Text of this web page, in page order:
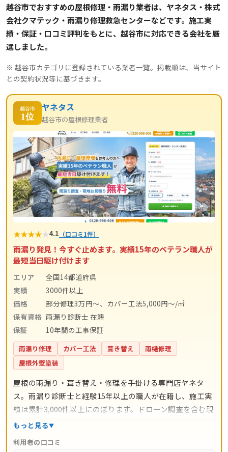
越谷市でおすすめの屋根修理・雨漏り業者は、ヤネタス・株式
会社クマテック・雨漏り修理救急センターなどです。施工実
績・保証・口コミ評判をもとに、越谷市に対応できる会社を厳
選しました。
※ 越谷市カテゴリに登録されている業者一覧。掲載順は、当サイト
との契約状況等に基づきます。
越谷市
1位
ヤネタス
越谷市の屋根修理業者
★★★★★4.1 （口コミ1件）
雨漏り発見！今すぐ止めます。実績15年のベテラン職人が
最短当日駆け付けます
エリア
全国14都道府県
実績
3000件以上
価格
部分修理3万円～、カバー工法5,000円～/㎡
保有資格 雨漏り診断士 在籍
保証
10年間の工事保証
雨漏り修理 カバー工法 葺き替え
雨樋修理
屋根外壁塗装
屋根の雨漏り・葺き替え・修理を手掛ける専門店ヤネタ
ス。雨漏り診断士と経験15年以上の職人が在籍し、施工実
績は累計3,000件以上にのぼります。ドローン調査を含む現
地調査・お見積り・出張費は無料。瓦ずれ直し1,500円〜/
㎡と料金の目安が明確で、自社職人の直接施工により中間
もっと見る
利用者の口コミ